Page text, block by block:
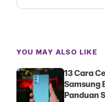
YOU MAY ALSO LIKE
13 Cara
Samsung
Panduan